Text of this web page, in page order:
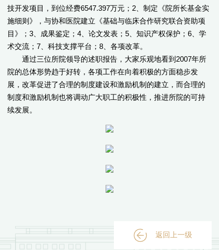
技开发项目，到位经费6547.397万元；2、制定《院所长基金实
施细则》，与协和医院建立《基础与临床合作研究联合资助项
目》；3、成果鉴定；4、论文发表；5、知识产权保护；6、学
术交流；7、科技支撑平台；8、各项改革。
通过三位所院领导的述职报告，大家乐观地看到2007年所
院的总体形势趋于好转，各项工作在向着积极的方面稳步发
展，改革促进了合理的制度建设和激励机制的建立，而合理的
制度和激励机制也将调动广大职工的积极性，推进所院的可持
续发展。
返回上一级